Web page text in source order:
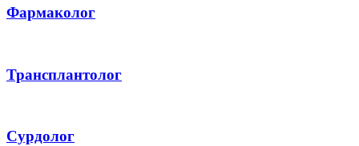
Фармаколог
Трансплантолог
Сурдолог